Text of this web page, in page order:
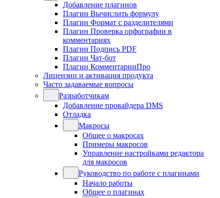
Добавление плагинов
Плагин Вычислить формулу
Плагин Формат с разделителями
Плагин Проверка орфографии в
комментариях
Плагин Подпись PDF
Плагин Чат-бот
Плагин КомментарииПро
Лицензии и активация продукта
Часто задаваемые вопросы
Разработчикам
Добавление провайдера DMS
Отладка
Макросы
Общее о макросах
Примеры макросов
Управление настройками редактора
для макросов
Руководство по работе с плагинами
Начало работы
Общее о плагинах